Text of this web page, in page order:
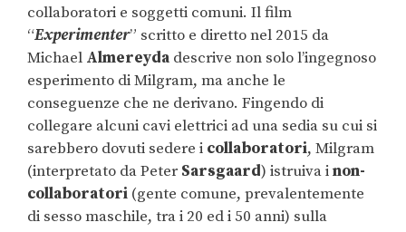
collaboratori e soggetti comuni. Il film
“Experimenter” scritto e diretto nel 2015 da
Michael Almereyda descrive non solo l’ingegnoso
esperimento di Milgram, ma anche le
conseguenze che ne derivano. Fingendo di
collegare alcuni cavi elettrici ad una sedia su cui si
sarebbero dovuti sedere i collaboratori, Milgram
(interpretato da Peter Sarsgaard) istruiva inon-
collaboratori (gente comune, prevalentemente
di sesso maschile, tra i 20 ed i 50 anni) sulla